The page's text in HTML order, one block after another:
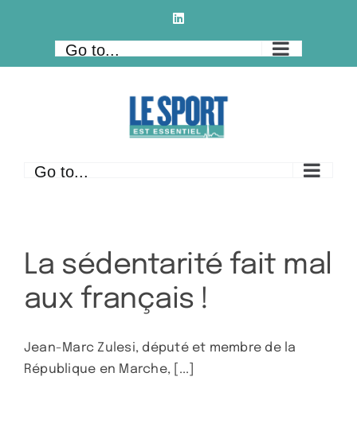
LinkedIn
Go to...
Go to...
La sédentarité fait mal
aux français !
Jean-Marc Zulesi, député et membre de la
République en Marche, [...]